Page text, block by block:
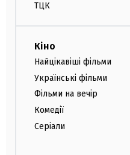
ТЦК
Кіно
Найцікавіші фільми
Українські фільми
Фільми на вечір
Комедії
Серіали